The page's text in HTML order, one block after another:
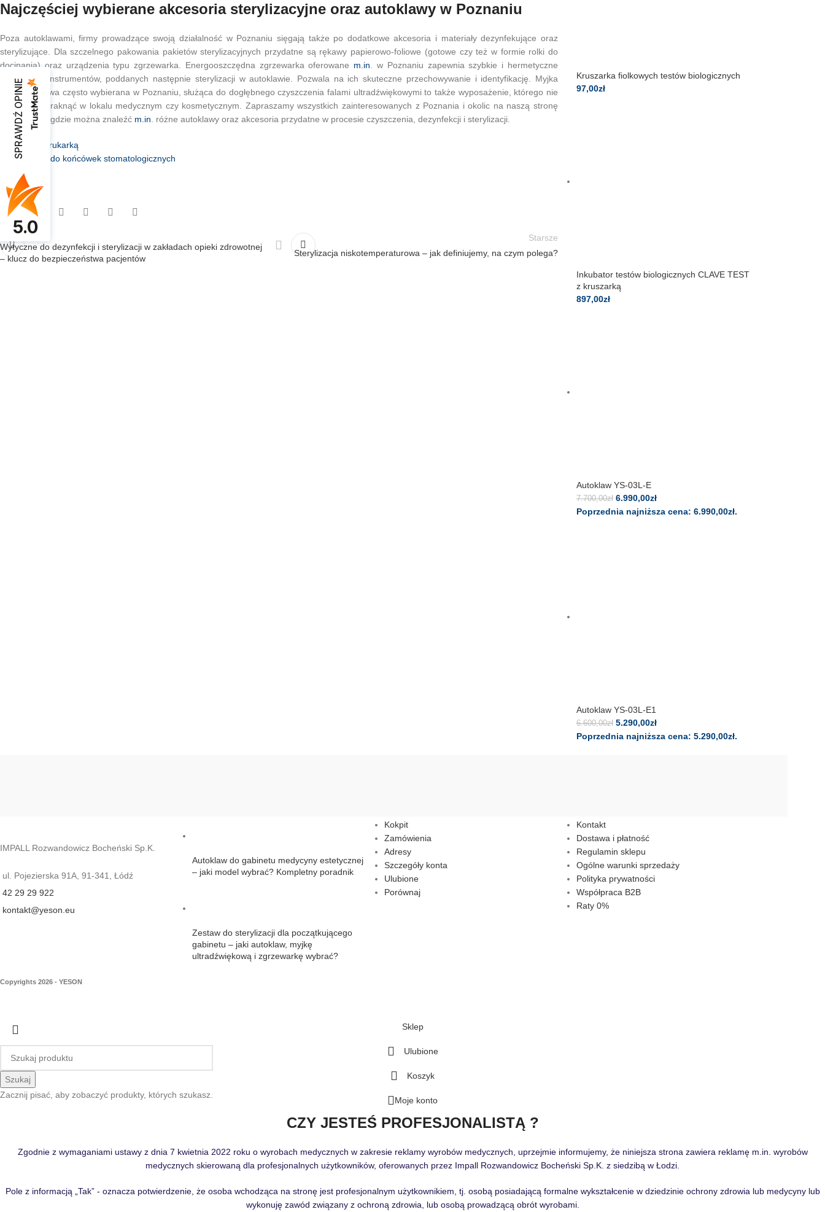
Najczęściej wybierane akcesoria sterylizacyjne oraz autoklawy w Poznaniu
Poza autoklawami, firmy prowadzące swoją działalność w Poznaniu sięgają także po dodatkowe akcesoria i materiały dezynfekujące oraz
sterylizujące. Dla szczelnego pakowania pakietów sterylizacyjnych przydatne są rękawy papierowo-foliowe (gotowe czy też w formie rolki do
docinania) oraz urządzenia typu zgrzewarka. Energooszczędna zgrzewarka oferowane m.in. w Poznaniu zapewnia szybkie i hermetyczne
zamkniecie instrumentów, poddanych następnie sterylizacji w autoklawie. Pozwala na ich skuteczne przechowywanie i identyfikację. Myjka
ultradźwiękowa często wybierana w Poznaniu, służąca do dogłębnego czyszczenia falami ultradźwiękowymi to także wyposażenie, którego nie
powinno zabraknąć w lokalu medycznym czy kosmetycznym. Zapraszamy wszystkich zainteresowanych z Poznania i okolic na naszą stronę
internetową, gdzie można znaleźć m.in. różne autoklawy oraz akcesoria przydatne w procesie czyszczenia, dezynfekcji i sterylizacji.
Autoklaw z drukarką
Smarownica do końcówek stomatologicznych
Autoklaw
Najnowsze
Wytyczne do dezynfekcji i sterylizacji w zakładach opieki zdrowotnej
– klucz do bezpieczeństwa pacjentów
Starsze
Sterylizacja niskotemperaturowa – jak definiujemy, na czym polega?
Kruszarka fiolkowych testów biologicznych
97,00zł
Inkubator testów biologicznych CLAVE TEST
z kruszarką
897,00zł
Autoklaw YS-03L-E
7.700,00zł 6.990,00zł
Poprzednia najniższa cena: 6.990,00zł.
Autoklaw YS-03L-E1
6.600,00zł 5.290,00zł
Poprzednia najniższa cena: 5.290,00zł.
IMPALL Rozwandowicz Bocheński Sp.K.
ul. Pojezierska 91A, 91-341, Łódź
42 29 29 922
kontakt@yeson.eu
Autoklaw do gabinetu medycyny estetycznej
– jaki model wybrać? Kompletny poradnik
Zestaw do sterylizacji dla początkującego
gabinetu – jaki autoklaw, myjkę
ultradźwiękową i zgrzewarkę wybrać?
Kokpit
Zamówienia
Adresy
Szczegóły konta
Ulubione
Porównaj
Kontakt
Dostawa i płatność
Regulamin sklepu
Ogólne warunki sprzedaży
Polityka prywatności
Współpraca B2B
Raty 0%
Copyrights 2026 - YESON
Szukaj
Zacznij pisać, aby zobaczyć produkty, których szukasz.
Sklep
Ulubione
Koszyk
Moje konto
CZY JESTEŚ PROFESJONALISTĄ ?
Zgodnie z wymaganiami ustawy z dnia 7 kwietnia 2022 roku o wyrobach medycznych w zakresie reklamy wyrobów medycznych, uprzejmie informujemy, że niniejsza strona zawiera reklamę m.in. wyrobów
medycznych skierowaną dla profesjonalnych użytkowników, oferowanych przez Impall Rozwandowicz Bocheński Sp.K. z siedzibą w Łodzi.
Pole z informacją „Tak” - oznacza potwierdzenie, że osoba wchodząca na stronę jest profesjonalnym użytkownikiem, tj. osobą posiadającą formalne wykształcenie w dziedzinie ochrony zdrowia lub medycyny lub
wykonuję zawód związany z ochroną zdrowia, lub osobą prowadzącą obrót wyrobami.
SPRAWDŹ OPINIE
5.0